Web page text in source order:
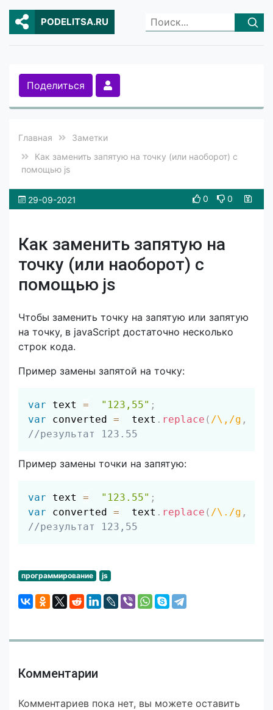
PODELITSA.RU
Поделиться
Главная
Заметки
Как заменить запятую на точку (или наоборот) с
помощью js
29-09-2021 0 0
Как заменить запятую на
точку (или наоборот) с
помощью js
Чтобы заменить точку на запятую или запятую
на точку, в javaScript достаточно несколько
строк кода.
Пример замены запятой на точку:
var text = "123,55" ;
var converted =
  text
. replace ( /\, /g ,
//результат 123.55
Пример замены точки на запятую:
var text = "123.55" ;
var converted =
  text
. replace ( /\. /g ,
//результат 123,55
программирование js
Комментарии
Комментариев пока нет, вы можете оставить